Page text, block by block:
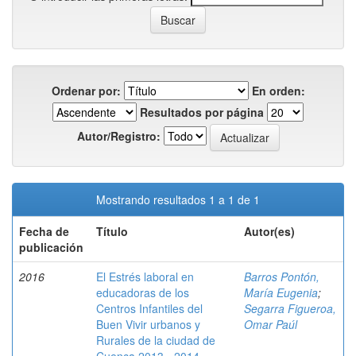
Ordenar por:
En orden:
Resultados por página
Autor/Registro:
Mostrando resultados 1 a 1 de 1
Fecha de
publicación
Título Autor(es)
2016
El Estrés laboral en
educadoras de los
Centros Infantiles del
Buen Vivir urbanos y
Rurales de la ciudad de
Barros Pontón,
María Eugenia;
Segarra Figueroa,
Omar Paúl